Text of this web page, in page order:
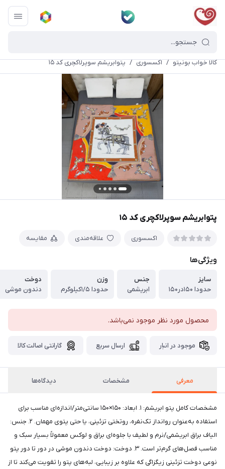
کالا خواب بونیتو / اکسسوری / پتوابریشم سوپرلاکچری کد ۱۵
پتوابریشم سوپرلاکچری کد ۱۵
اکسسوری علاقه‌مندی مقایسه
ویژگی‌ها
سایز
حدودا ۱۵۰در۱۵۰
جنس
ابریشمی
وزن
حدودا ۱/۵کیلوگرم
دوخت
دندون موشی
محصول مورد نظر موجود نمی‌باشد.
موجود در انبار ارسال سریع گارانتی اصالت کالا
معرفی مشخصات دیدگاه‌ها
مشخصات کامل پتو ابریشم: ۱. ابعاد: ۱۵۰×۱۵۰ سانتی‌متر/اندازه‌ای مناسب برای
استفاده به‌عنوان روانداز تک‌نفره، روتختی تزئینی، یا حتی پتوی مهمان. ۲. جنس:
الیاف براق ابریشمی/نرم و لطیف با جلوه‌ای براق و لوکس معمولاً بسیار سبک و
مناسب فصل‌های گرم‌تر است. ۳. دوخت: دوخت دندون موشی در دور تا دور پتو
نوعی دوخت تزئینی زیگزاگی که علاوه بر زیبایی، لبه‌های پتو را تقویت می‌کند تا از